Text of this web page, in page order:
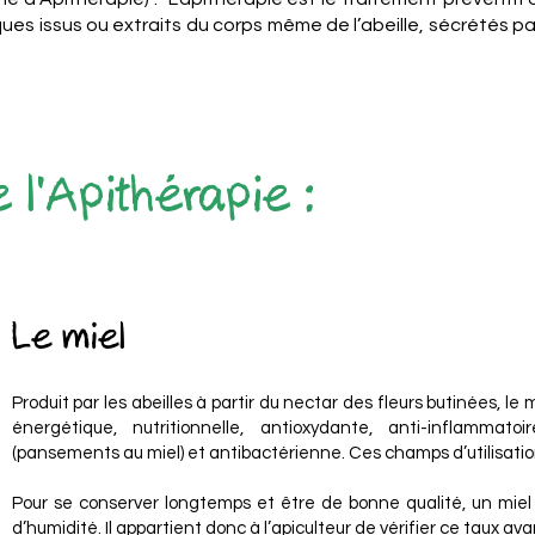
issus ou extraits du corps même de l’abeille, sécrétés
l'Apithérapie :
Le miel
Produit par les abeilles à partir du nectar des fleurs butinées, le
énergétique, nutritionnelle, antioxydante, anti-
(pansements au miel) et antibactérienne. Ces champs
Pour se conserver longtemps et être de bonne qualité, un
d’humidité. Il appartient donc à l’apiculteur de vérifier ce taux